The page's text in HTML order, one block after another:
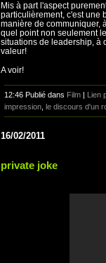
Mis à part l'aspect
particulièrement, c'est une
manière de communiquer,
quel point non seulement
situations de leadership, à
valeur!
A voir!
12:46 Publié dans Film Lien
impression, le discours d'un
16/02/2011
private joke